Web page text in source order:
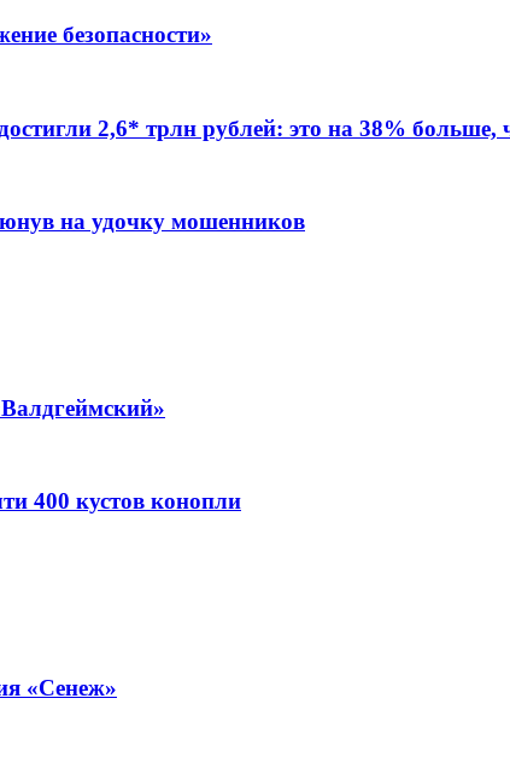
безопасности»
2,6* трлн рублей: это на 38% больше,
на удочку мошенников
400 кустов конопли
«Сенеж»